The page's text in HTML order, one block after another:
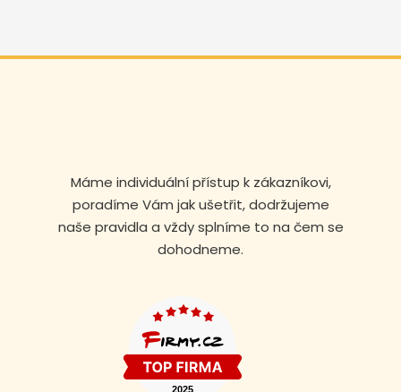
Máme individuální přístup k zákazníkovi,
poradíme Vám jak ušetřit, dodržujeme
naše pravidla a vždy splníme to na čem se
dohodneme.